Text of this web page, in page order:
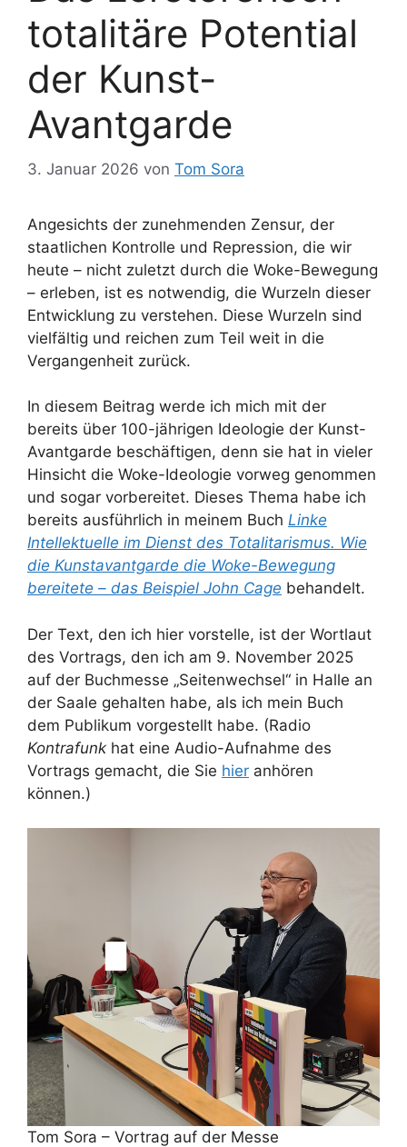
totalitäre Potential
der Kunst-
Avantgarde
3. Januar 2026 von Tom Sora
Angesichts der zunehmenden Zensur, der
staatlichen Kontrolle und Repression, die wir
heute – nicht zuletzt durch die Woke-Bewegung
– erleben, ist es notwendig, die Wurzeln dieser
Entwicklung zu verstehen. Diese Wurzeln sind
vielfältig und reichen zum Teil weit in die
Vergangenheit zurück.
In diesem Beitrag werde ich mich mit der
bereits über 100-jährigen Ideologie der Kunst-
Avantgarde beschäftigen, denn sie hat in vieler
Hinsicht die Woke-Ideologie vorweg genommen
und sogar vorbereitet. Dieses Thema habe ich
bereits ausführlich in meinem Buch Linke
Intellektuelle im Dienst des Totalitarismus. Wie
die Kunstavantgarde die Woke-Bewegung
bereitete – das Beispiel John Cage behandelt.
Der Text, den ich hier vorstelle, ist der Wortlaut
des Vortrags, den ich am 9. November 2025
auf der Buchmesse „Seitenwechsel“ in Halle an
der Saale gehalten habe, als ich mein Buch
dem Publikum vorgestellt habe. (Radio
Kontrafunk hat eine Audio-Aufnahme des
Vortrags gemacht, die Sie hier anhören
können.)
Tom Sora – Vortrag auf der Messe